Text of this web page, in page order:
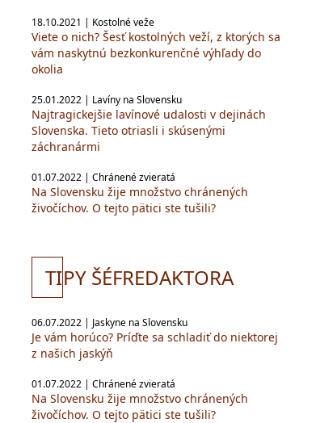
18.10.2021 | Kostolné veže
Viete o nich? Šesť kostolných veží, z ktorých sa
vám naskytnú bezkonkurenčné výhľady do
okolia
25.01.2022 | Lavíny na Slovensku
Najtragickejšie lavínové udalosti v dejinách
Slovenska. Tieto otriasli i skúsenými
záchranármi
01.07.2022 | Chránené zvieratá
Na Slovensku žije množstvo chránených
živočíchov. O tejto pätici ste tušili?
TIPY ŠÉFREDAKTORA
06.07.2022 | Jaskyne na Slovensku
Je vám horúco? Príďte sa schladiť do niektorej
z našich jaskýň
01.07.2022 | Chránené zvieratá
Na Slovensku žije množstvo chránených
živočíchov. O tejto pätici ste tušili?